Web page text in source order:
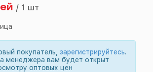
/ 1 шт
покупатель, зарегистрируйтесь.
менеджера вам будет открыт
оптовых цен